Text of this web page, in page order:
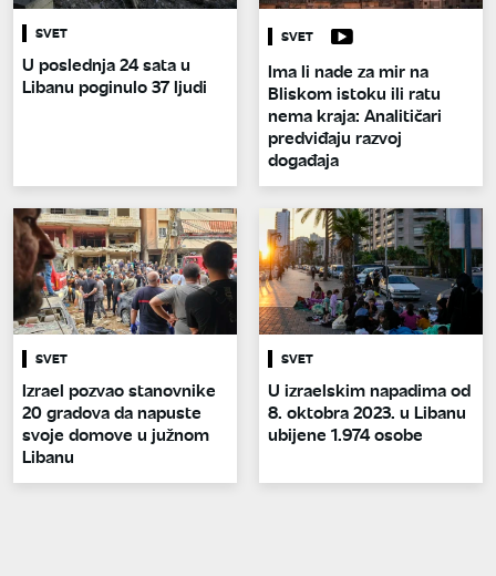
SVET
U poslednja 24 sata u
Libanu poginulo 37 ljudi
SVET
Ima li nade za mir na
Bliskom istoku ili ratu
nema kraja: Analitičari
predviđaju razvoj
događaja
SVET
Izrael pozvao stanovnike
20 gradova da napuste
svoje domove u južnom
Libanu
SVET
U izraelskim napadima od
8. oktobra 2023. u Libanu
ubijene 1.974 osobe